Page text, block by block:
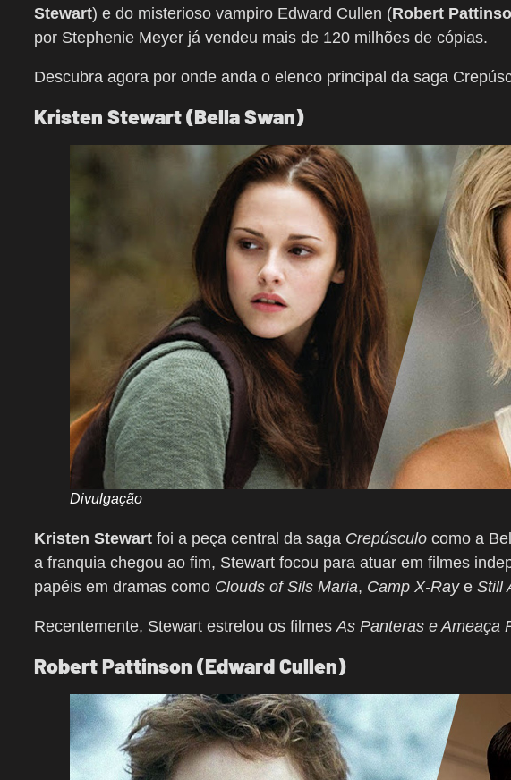
Stewart) e do misterioso vampiro Edward Cullen (Robert
por Stephenie Meyer já vendeu mais de 120 milhões de cópias.
Descubra agora por onde anda o elenco principal da saga
Kristen Stewart (Bella Swan)
Divulgação
Kristen Stewart foi a peça central da saga Crepúsculo como a
a franquia chegou ao fim, Stewart focou para atuar em filmes
papéis em dramas como Clouds of Sils Maria, Camp X-Raye Still
Recentemente, Stewart estrelou os filmesAs Panteras e Ameaça
Robert Pattinson (Edward Cullen)